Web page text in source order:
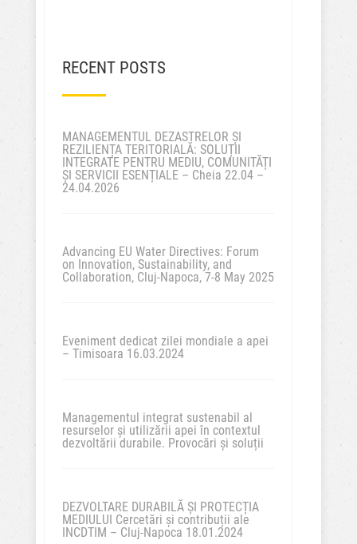
RECENT POSTS
MANAGEMENTUL DEZASTRELOR ȘI
REZILIENȚA TERITORIALĂ: SOLUȚII
INTEGRATE PENTRU MEDIU, COMUNITĂȚI
ȘI SERVICII ESENȚIALE – Cheia 22.04 –
24.04.2026
Advancing EU Water Directives: Forum
on Innovation, Sustainability, and
Collaboration, Cluj-Napoca, 7-8 May 2025
Eveniment dedicat zilei mondiale a apei
– Timisoara 16.03.2024
Managementul integrat sustenabil al
resurselor și utilizării apei în contextul
dezvoltării durabile. Provocări și soluții
DEZVOLTARE DURABILĂ ȘI PROTECȚIA
MEDIULUI Cercetări și contribuții ale
INCDTIM – Cluj-Napoca 18.01.2024